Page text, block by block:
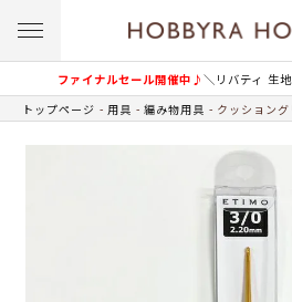
ファイナルセール開催中♪＼リバティ 生
トップページ 用具 編み物用具 クッション